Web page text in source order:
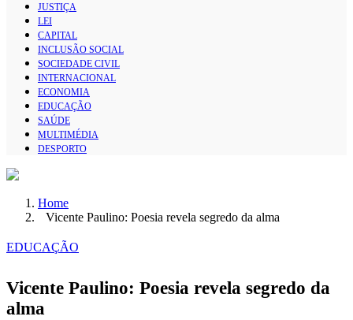
JUSTIÇA
LEI
CAPITAL
INCLUSÃO SOCIAL
SOCIEDADE CIVIL
INTERNACIONAL
ECONOMIA
EDUCAÇÃO
SAÚDE
MULTIMÉDIA
DESPORTO
Home
Vicente Paulino: Poesia revela segredo da alma
EDUCAÇÃO
Vicente Paulino: Poesia revela segredo da
alma